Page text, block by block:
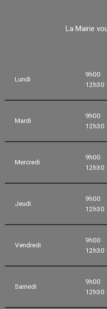
La Mairie
Lundi
9h00
12h30
Mardi
9h00
12h30
Mercredi
9h00
12h30
Jeudi
9h00
12h30
Vendredi
9h00
12h30
Samedi
9h00
12h30